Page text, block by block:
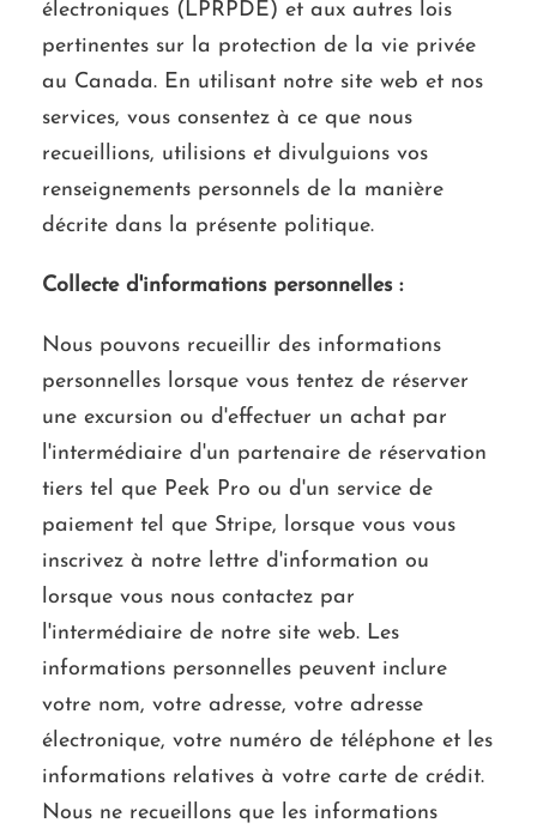
électroniques (LPRPDE) et aux autres lois
pertinentes sur la protection de la vie privée
au Canada. En utilisant notre site web et nos
services, vous consentez à ce que nous
recueillions, utilisions et divulguions vos
renseignements personnels de la manière
décrite dans la présente politique.
Collecte d'informations personnelles :
Nous pouvons recueillir des informations
personnelles lorsque vous tentez de réserver
une excursion ou d'effectuer un achat par
l'intermédiaire d'un partenaire de réservation
tiers tel que Peek Pro ou d'un service de
paiement tel que Stripe, lorsque vous vous
inscrivez à notre lettre d'information ou
lorsque vous nous contactez par
l'intermédiaire de notre site web. Les
informations personnelles peuvent inclure
votre nom, votre adresse, votre adresse
électronique, votre numéro de téléphone et les
informations relatives à votre carte de crédit.
Nous ne recueillons que les informations